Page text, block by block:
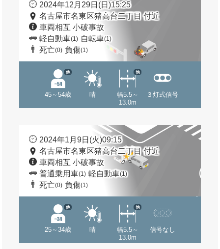
2024年12月29日(日)15:25
名古屋市名東区猪高台二丁目 付近
車両相互 小破事故
軽自動車(1) 自転車(1)
死亡(0) 負傷(1)
45～54歳
他
晴
幅5.5～
13.0m
他
３灯式信号
2024年1月9日(火)09:15
名古屋市名東区猪高台二丁目 付近
車両相互 小破事故
普通乗用車(1) 軽自動車(1)
死亡(0) 負傷(1)
25～34歳
他
晴
幅5.5～
13.0m
他
信号なし